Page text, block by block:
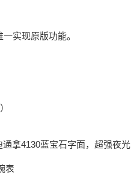
实现原版功能。
拿4130蓝宝石字面，超强夜光
表